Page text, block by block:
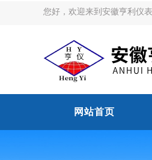
您好，欢迎来到安徽亨利仪
网站首页